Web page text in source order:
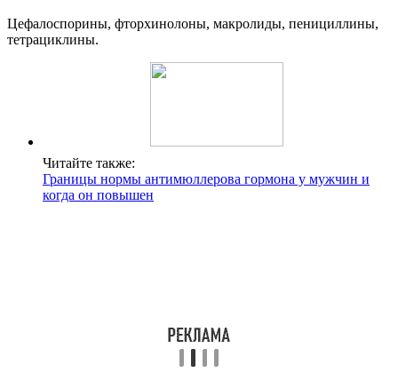
Цефалоспорины, фторхинолоны, макролиды, пенициллины,
тетрациклины.
Читайте также:
Границы нормы антимюллерова гормона у мужчин и
когда он повышен